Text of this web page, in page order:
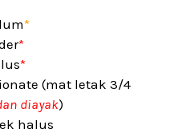
*
*
*
(mat letak 3/4
diayak)
halus